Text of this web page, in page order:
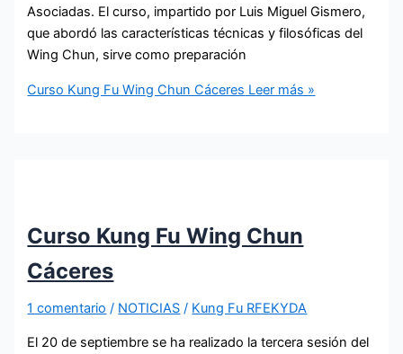
Asociadas. El curso, impartido por Luis Miguel Gismero,
que abordó las características técnicas y filosóficas del
Wing Chun, sirve como preparación
Curso Kung Fu Wing Chun Cáceres Leer más »
Curso Kung Fu Wing Chun
Cáceres
1 comentario / NOTICIAS / Kung Fu RFEKYDA
El 20 de septiembre se ha realizado la tercera sesión del